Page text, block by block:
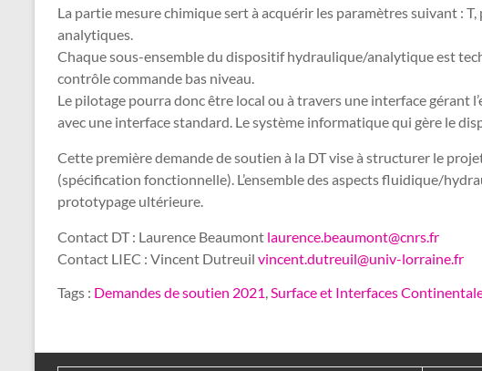
La partie mesure chimique sert à acquérir les paramètres suivant :
analytiques.
Chaque sous-ensemble du dispositif hydraulique/analytique est
contrôle commande bas niveau.
Le pilotage pourra donc être local ou à travers une interface gérant
avec une interface standard. Le système informatique qui gère le
Cette première demande de soutien à la DT vise à structurer le
(spécification fonctionnelle). L’ensemble des aspects fluidique/
prototypage ultérieure.
Contact DT : Laurence Beaumont laurence.beaumont@cnrs.fr
Contact LIEC : Vincent Dutreuil vincent.dutreuil@univ-lorraine.fr
Tags : Demandes de soutien 2021,Surface et Interfaces